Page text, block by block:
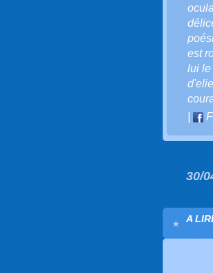
est
lui le
d'elie
30/
A